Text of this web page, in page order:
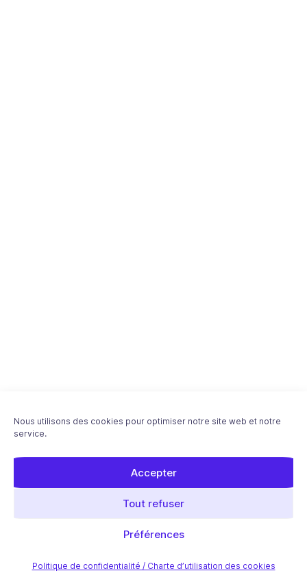
Nous utilisons des cookies pour optimiser notre site web et notre
service.
Accepter
Tout refuser
Préférences
Politique de confidentialité / Charte d’utilisation des cookies
Download "Réussir le référencement de son
premier site" ebook - Free PDF